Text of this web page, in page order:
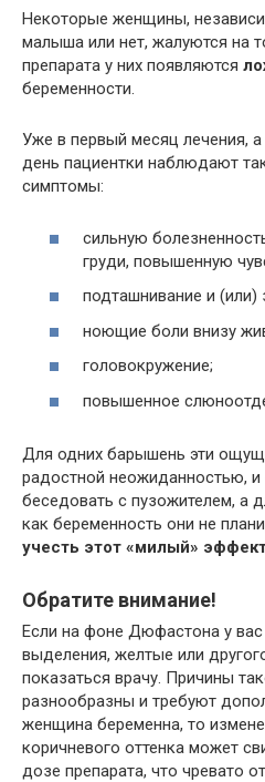
Некоторые женщины,
малыша или нет, жалуются на
препарата у них появляются
беременности.
Уже в первый месяц лечения,
день пациентки наблюдают
симптомы:
сильную
груди, повышенную
подташнивание и (или)
ноющие боли внизу
головокружение;
повышенное
Для одних барышень эти
радостной неожиданностью,
беседовать с пузожителем, а
как беременность они не
учесть этот «милый»
Обратите внимание!
Если на фоне Дюфастона у
выделения, желтые или
показаться врачу. Причины
разнообразны и требуют
женщина беременна, то
коричневого оттенка может
дозе препарата, что чревато